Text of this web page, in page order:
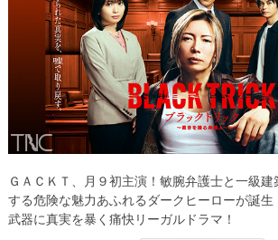
ＧＡＣＫＴ、月９初主演！敏腕弁護士と一級
する危険な魅力あふれるダークヒーローが誕生
武器に真実を暴く痛快リーガルドラマ！